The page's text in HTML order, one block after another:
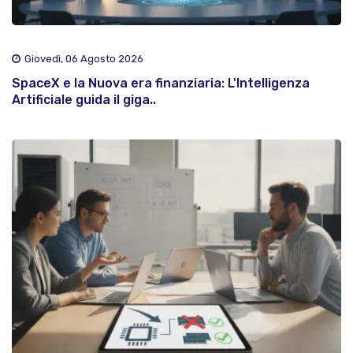
Giovedì, 06 Agosto 2026
SpaceX e la Nuova era finanziaria: L'Intelligenza
Artificiale guida il giga..